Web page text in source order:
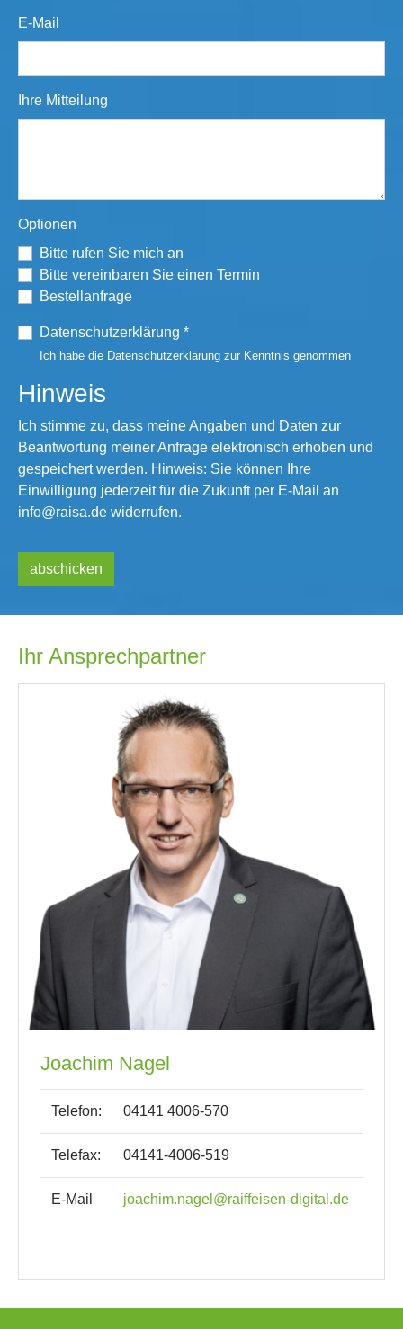
E-Mail
Ihre Mitteilung
Optionen
Bitte rufen Sie mich an
Bitte vereinbaren Sie einen Termin
Bestellanfrage
Datenschutzerklärung *
Ich habe die Datenschutzerklärung zur Kenntnis genommen
Hinweis
Ich stimme zu, dass meine Angaben und Daten zur
Beantwortung meiner Anfrage elektronisch erhoben und
gespeichert werden. Hinweis: Sie können Ihre
Einwilligung jederzeit für die Zukunft per E-Mail an
info@raisa.de widerrufen.
abschicken
Ihr Ansprechpartner
Joachim Nagel
Telefon: 04141 4006-570
Telefax: 04141-4006-519
E-Mail joachim.nagel@raiffeisen-digital.de